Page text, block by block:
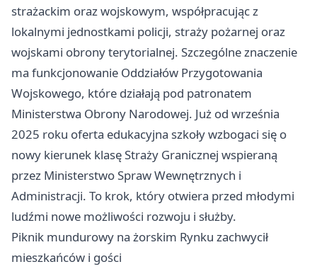
strażackim oraz wojskowym, współpracując z
lokalnymi jednostkami policji, straży pożarnej oraz
wojskami obrony terytorialnej. Szczególne znaczenie
ma funkcjonowanie Oddziałów Przygotowania
Wojskowego, które działają pod patronatem
Ministerstwa Obrony Narodowej. Już od września
2025 roku oferta edukacyjna szkoły wzbogaci się o
nowy kierunek klasę Straży Granicznej wspieraną
przez Ministerstwo Spraw Wewnętrznych i
Administracji. To krok, który otwiera przed młodymi
ludźmi nowe możliwości rozwoju i służby.
Piknik mundurowy na żorskim Rynku zachwycił
mieszkańców i gości